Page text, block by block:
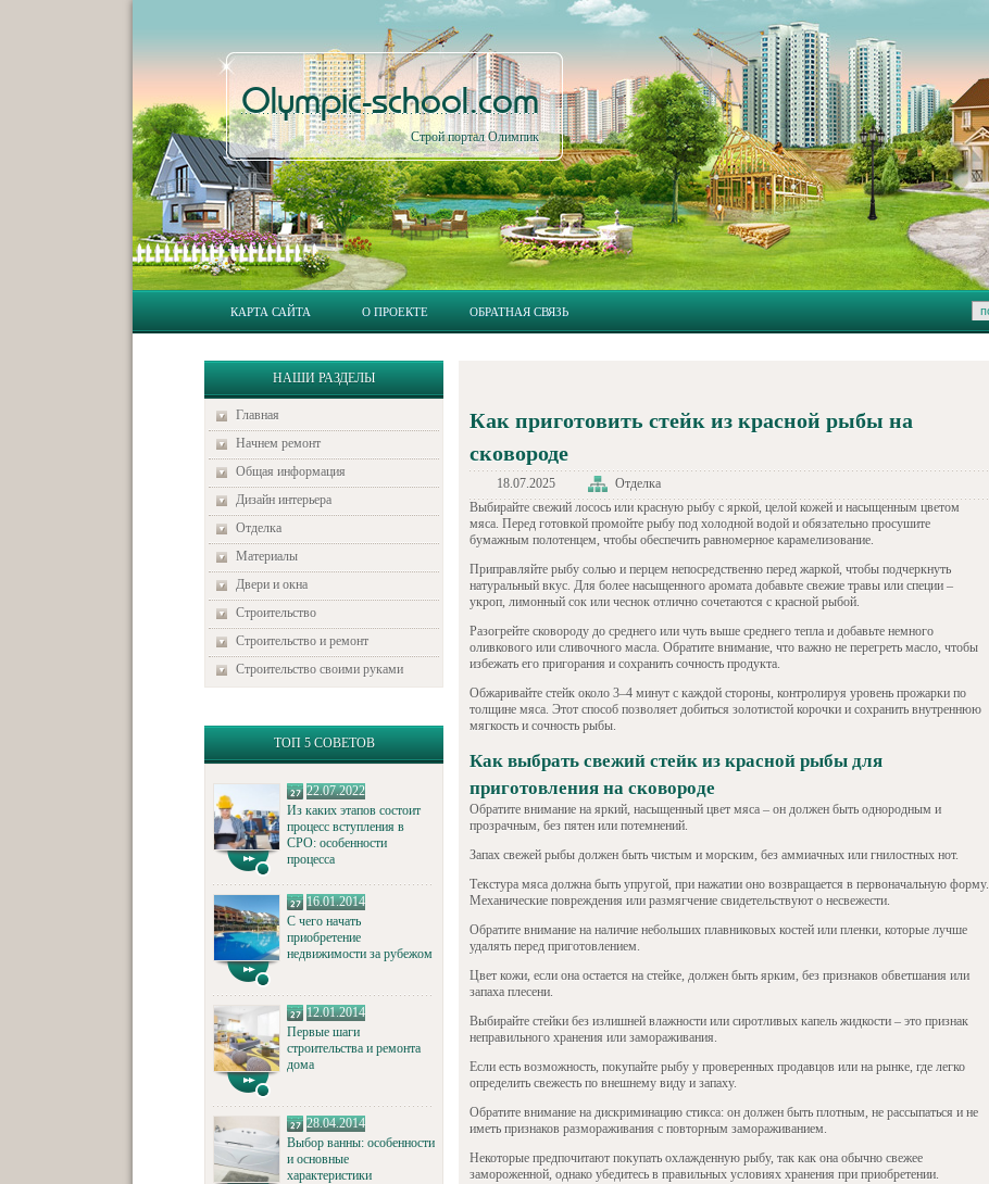
Olympic-school.com
Строй портал Олимпик
КАРТА САЙТА О ПРОЕКТЕ ОБРАТНАЯ СВЯЗЬ
НАШИ РАЗДЕЛЫ
Главная
Начнем ремонт
Общая информация
Дизайн интерьера
Отделка
Материалы
Двери и окна
Строительство
Строительство и ремонт
Строительство своими руками
ТОП 5 СОВЕТОВ
22.07.2022
Из каких этапов состоит
процесс вступления в
СРО: особенности
процесса
16.01.2014
С чего начать
приобретение
недвижимости за рубежом
12.01.2014
Первые шаги
строительства и ремонта
дома
28.04.2014
Выбор ванны: особенности
и основные
характеристики
Как приготовить стейк из красной рыбы на
сковороде
18.07.2025
Отделка
Выбирайте свежий лосось или красную рыбу с яркой, целой кожей и насыщенным цветом
мяса. Перед готовкой промойте рыбу под холодной водой и обязательно просушите
бумажным полотенцем, чтобы обеспечить равномерное карамелизование.
Приправляйте рыбу солью и перцем непосредственно перед жаркой, чтобы подчеркнуть
натуральный вкус. Для более насыщенного аромата добавьте свежие травы или специи –
укроп, лимонный сок или чеснок отлично сочетаются с красной рыбой.
Разогрейте сковороду до среднего или чуть выше среднего тепла и добавьте немного
оливкового или сливочного масла. Обратите внимание, что важно не перегреть масло, чтобы
избежать его пригорания и сохранить сочность продукта.
Обжаривайте стейк около 3–4 минут с каждой стороны, контролируя уровень прожарки по
толщине мяса. Этот способ позволяет добиться золотистой корочки и сохранить внутреннюю
мягкость и сочность рыбы.
Как выбрать свежий стейк из красной рыбы для
приготовления на сковороде
Обратите внимание на яркий, насыщенный цвет мяса – он должен быть однородным и
прозрачным, без пятен или потемнений.
Запах свежей рыбы должен быть чистым и морским, без аммиачных или гнилостных нот.
Текстура мяса должна быть упругой, при нажатии оно возвращается в первоначальную форму.
Механические повреждения или размягчение свидетельствуют о несвежести.
Обратите внимание на наличие небольших плавниковых костей или пленки, которые лучше
удалять перед приготовлением.
Цвет кожи, если она остается на стейке, должен быть ярким, без признаков обветшания или
запаха плесени.
Выбирайте стейки без излишней влажности или сиротливых капель жидкости – это признак
неправильного хранения или замораживания.
Если есть возможность, покупайте рыбу у проверенных продавцов или на рынке, где легко
определить свежесть по внешнему виду и запаху.
Обратите внимание на дискриминацию стикса: он должен быть плотным, не рассыпаться и не
иметь признаков размораживания с повторным замораживанием.
Некоторые предпочитают покупать охлажденную рыбу, так как она обычно свежее
замороженной, однако убедитесь в правильных условиях хранения при приобретении.